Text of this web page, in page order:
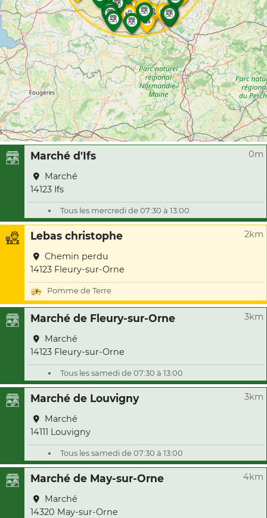
Marché d'Ifs 0m
Marché
14123 Ifs
Tous les mercredi de 07:30 à 13:00
Lebas christophe 2km
Chemin perdu
14123 Fleury-sur-Orne
Pomme de Terre
Marché de Fleury-sur-Orne 3km
Marché
14123 Fleury-sur-Orne
Tous les samedi de 07:30 à 13:00
Marché de Louvigny 3km
Marché
14111 Louvigny
Tous les samedi de 07:30 à 13:00
Marché de May-sur-Orne 4km
Marché
14320 May-sur-Orne